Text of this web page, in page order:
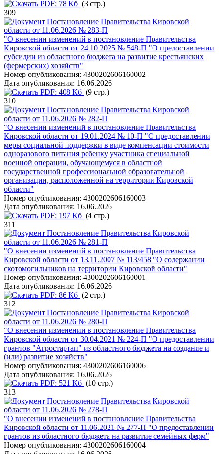
PDF: 78 Кб (3 стр.)
309
Постановление Правительства Кировской
области от 11.06.2026 № 283-П
"О внесении изменений в постановление Правительства
Кировской области от 24.10.2025 № 548-П "О предоставлении
субсидии из областного бюджета на развитие крестьянских
(фермерских) хозяйств"
Номер опубликования: 4300202606160002
Дата опубликования: 16.06.2026
PDF: 408 Кб (9 стр.)
310
Постановление Правительства Кировской
области от 11.06.2026 № 282-П
"О внесении изменений в постановление Правительства
Кировской области от 19.01.2024 № 10-П "О предоставлении
меры социальной поддержки в виде компенсации стоимости
одноразового питания ребенку участника специальной
военной операции, обучающемуся в областной
государственной профессиональной образовательной
организации, расположенной на территории Кировской
области"
Номер опубликования: 4300202606160003
Дата опубликования: 16.06.2026
PDF: 197 Кб (4 стр.)
311
Постановление Правительства Кировской
области от 11.06.2026 № 281-П
"О внесении изменений в постановление Правительства
Кировской области от 13.11.2007 № 113/458 "О содержании
скотомогильников на территории Кировской области"
Номер опубликования: 4300202606160001
Дата опубликования: 16.06.2026
PDF: 86 Кб (2 стр.)
312
Постановление Правительства Кировской
области от 11.06.2026 № 280-П
"О внесении изменений в постановление Правительства
Кировской области от 30.04.2021 № 224-П "О предоставлении
грантов "Агростартап" из областного бюджета на создание и
(или) развитие хозяйств"
Номер опубликования: 4300202606160006
Дата опубликования: 16.06.2026
PDF: 521 Кб (10 стр.)
313
Постановление Правительства Кировской
области от 11.06.2026 № 278-П
"О внесении изменений в постановление Правительства
Кировской области от 11.06.2021 № 277-П "О предоставлении
грантов из областного бюджета на развитие семейных ферм"
Номер опубликования: 4300202606160004